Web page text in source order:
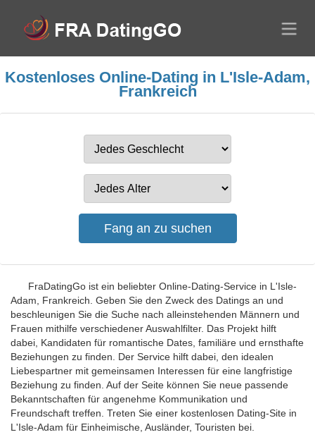
Kostenloses Online-Dating in L'Isle-Adam,
Frankreich
FraDatingGo ist ein beliebter Online-Dating-Service in L'Isle-
Adam, Frankreich. Geben Sie den Zweck des Datings an und
beschleunigen Sie die Suche nach alleinstehenden Männern und
Frauen mithilfe verschiedener Auswahlfilter. Das Projekt hilft
dabei, Kandidaten für romantische Dates, familiäre und ernsthafte
Beziehungen zu finden. Der Service hilft dabei, den idealen
Liebespartner mit gemeinsamen Interessen für eine langfristige
Beziehung zu finden. Auf der Seite können Sie neue passende
Bekanntschaften für angenehme Kommunikation und
Freundschaft treffen. Treten Sie einer kostenlosen Dating-Site in
L'Isle-Adam für Einheimische, Ausländer, Touristen bei.